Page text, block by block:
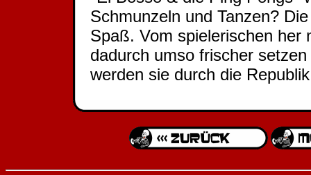
Schmunzeln und Tanzen?
Spaß. Vom spielerischen her
dadurch umso frischer
werden sie durch die